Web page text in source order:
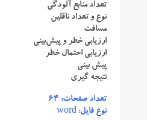
تعداد منابع آلودگی
نوع و تعداد ناقلین
مسافت
ارزیابی خطر و پیش‌بینی
ارزیابی احتمال خطر
پیش بینی
نتیجه گیری
تعداد صفحات: 64
نوع فایل: word